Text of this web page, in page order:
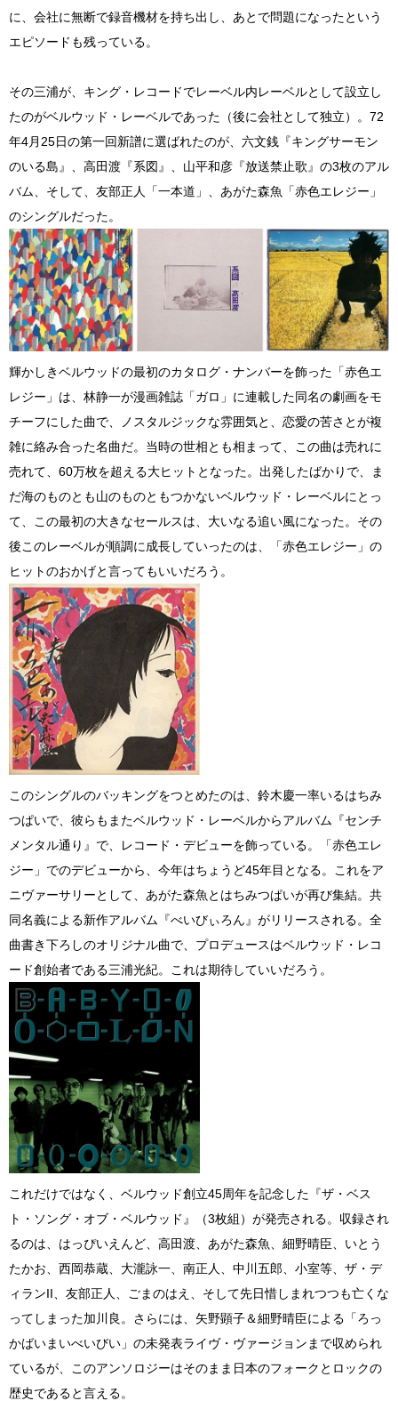
に、会社に無断で録音機材を持ち出し、あとで問題になったという
エピソードも残っている。
その三浦が、キング・レコードでレーベル内レーベルとして設立し
たのがベルウッド・レーベルであった（後に会社として独立）。72
年4月25日の第一回新譜に選ばれたのが、六文銭『キングサーモン
のいる島』、高田渡『系図』、山平和彦『放送禁止歌』の3枚のアル
バム、そして、友部正人「一本道」、あがた森魚「赤色エレジー」
のシングルだった。
輝かしきベルウッドの最初のカタログ・ナンバーを飾った「赤色エ
レジー」は、林静一が漫画雑誌「ガロ」に連載した同名の劇画をモ
チーフにした曲で、ノスタルジックな雰囲気と、恋愛の苦さとが複
雑に絡み合った名曲だ。当時の世相とも相まって、この曲は売れに
売れて、60万枚を超える大ヒットとなった。出発したばかりで、ま
だ海のものとも山のものともつかないベルウッド・レーベルにとっ
て、この最初の大きなセールスは、大いなる追い風になった。その
後このレーベルが順調に成長していったのは、「赤色エレジー」の
ヒットのおかげと言ってもいいだろう。
このシングルのバッキングをつとめたのは、鈴木慶一率いるはちみ
つぱいで、彼らもまたベルウッド・レーベルからアルバム『センチ
メンタル通り』で、レコード・デビューを飾っている。「赤色エレ
ジー」でのデビューから、今年はちょうど45年目となる。これをア
ニヴァーサリーとして、あがた森魚とはちみつぱいが再び集結。共
同名義による新作アルバム『べいびぃろん』がリリースされる。全
曲書き下ろしのオリジナル曲で、プロデュースはベルウッド・レコ
ード創始者である三浦光紀。これは期待していいだろう。
これだけではなく、ベルウッド創立45周年を記念した『ザ・ベス
ト・ソング・オブ・ベルウッド』（3枚組）が発売される。収録され
るのは、はっぴいえんど、高田渡、あがた森魚、細野晴臣、いとう
たかお、西岡恭蔵、大瀧詠一、南正人、中川五郎、小室等、ザ・デ
ィランII、友部正人、ごまのはえ、そして先日惜しまれつつも亡くな
ってしまった加川良。さらには、矢野顕子＆細野晴臣による「ろっ
かばいまいべいびい」の未発表ライヴ・ヴァージョンまで収められ
ているが、このアンソロジーはそのまま日本のフォークとロックの
歴史であると言える。